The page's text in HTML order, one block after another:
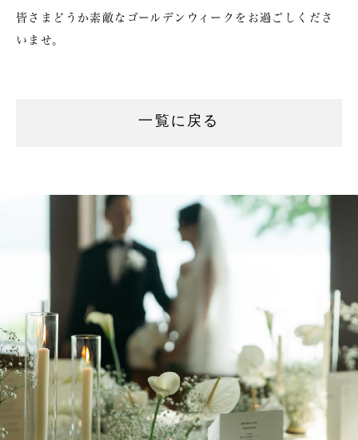
皆さまどうか素敵なゴールデンウィークをお過ごしくださ
いませ。
一覧に戻る